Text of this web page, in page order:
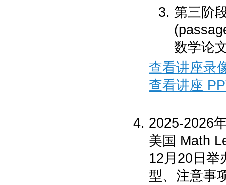
第三阶
数学论
查看讲座录
查看讲座
2025-2026
美国 Math
12月20日举
型、注意事